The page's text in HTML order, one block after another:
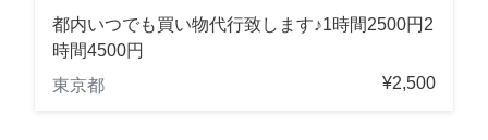
都内いつでも買い物代行致します♪1時間2500円2
時間4500円
東京都
¥2,500